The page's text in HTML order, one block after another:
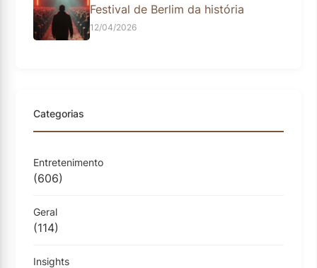
Festival de Berlim da história
12/04/2026
Categorias
Entretenimento
(606)
Geral
(114)
Insights